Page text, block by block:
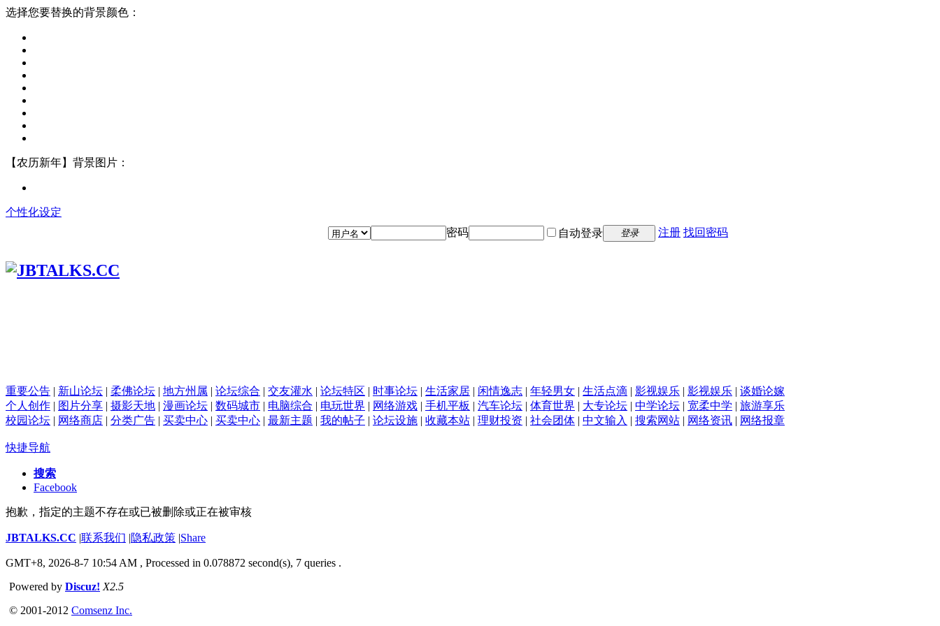
选择您要替换的背景颜色：
【农历新年】背景图片：
个性化设定
密码
自动登录 登录 注册 找回密码
重要公告 | 新山论坛 | 柔佛论坛 | 地方州属 | 论坛综合 | 交友灌水 | 论坛特区 | 时事论坛 | 生活家居 | 闲情逸志 | 年轻男女 | 生活点滴 | 影视娱乐 | 影视娱乐 | 谈婚论嫁
个人创作 | 图片分享 | 摄影天地 | 漫画论坛 | 数码城市 | 电脑综合 | 电玩世界 | 网络游戏 | 手机平板 | 汽车论坛 | 体育世界 | 大专论坛 | 中学论坛 | 宽柔中学 | 旅游享乐
校园论坛 | 网络商店 | 分类广告 | 买卖中心 | 买卖中心 | 最新主题 | 我的帖子 | 论坛设施 | 收藏本站 | 理财投资 | 社会团体 | 中文输入 | 搜索网站 | 网络资讯 | 网络报章
快捷导航
搜索
Facebook
抱歉，指定的主题不存在或已被删除或正在被审核
JBTALKS.CC |联系我们 |隐私政策 |Share
GMT+8, 2026-8-7 10:54 AM , Processed in 0.078872 second(s), 7 queries .
Powered by Discuz! X2.5
© 2001-2012 Comsenz Inc.